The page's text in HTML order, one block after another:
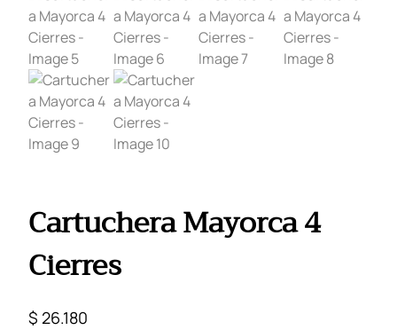
Cartuchera Mayorca 4
Cierres
$ 26.180